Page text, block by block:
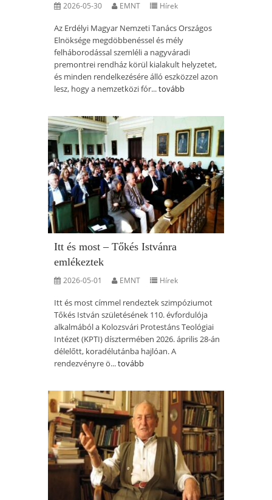
2026-05-30 EMNT Hírek
Az Erdélyi Magyar Nemzeti Tanács Országos
Elnöksége megdöbbenéssel és mély
felháborodással szemléli a nagyváradi
premontrei rendház körül kialakult helyzetet,
és minden rendelkezésére álló eszközzel azon
lesz, hogy a nemzetközi fór...tovább
Itt és most – Tőkés Istvánra
emlékeztek
2026-05-01 EMNT Hírek
Itt és most címmel rendeztek szimpóziumot
Tőkés István születésének 110. évfordulója
alkalmából a Kolozsvári Protestáns Teológiai
Intézet (KPTI) dísztermében 2026. április 28-án
délelőtt, koradélutánba hajlóan. A
rendezvényre ö...tovább